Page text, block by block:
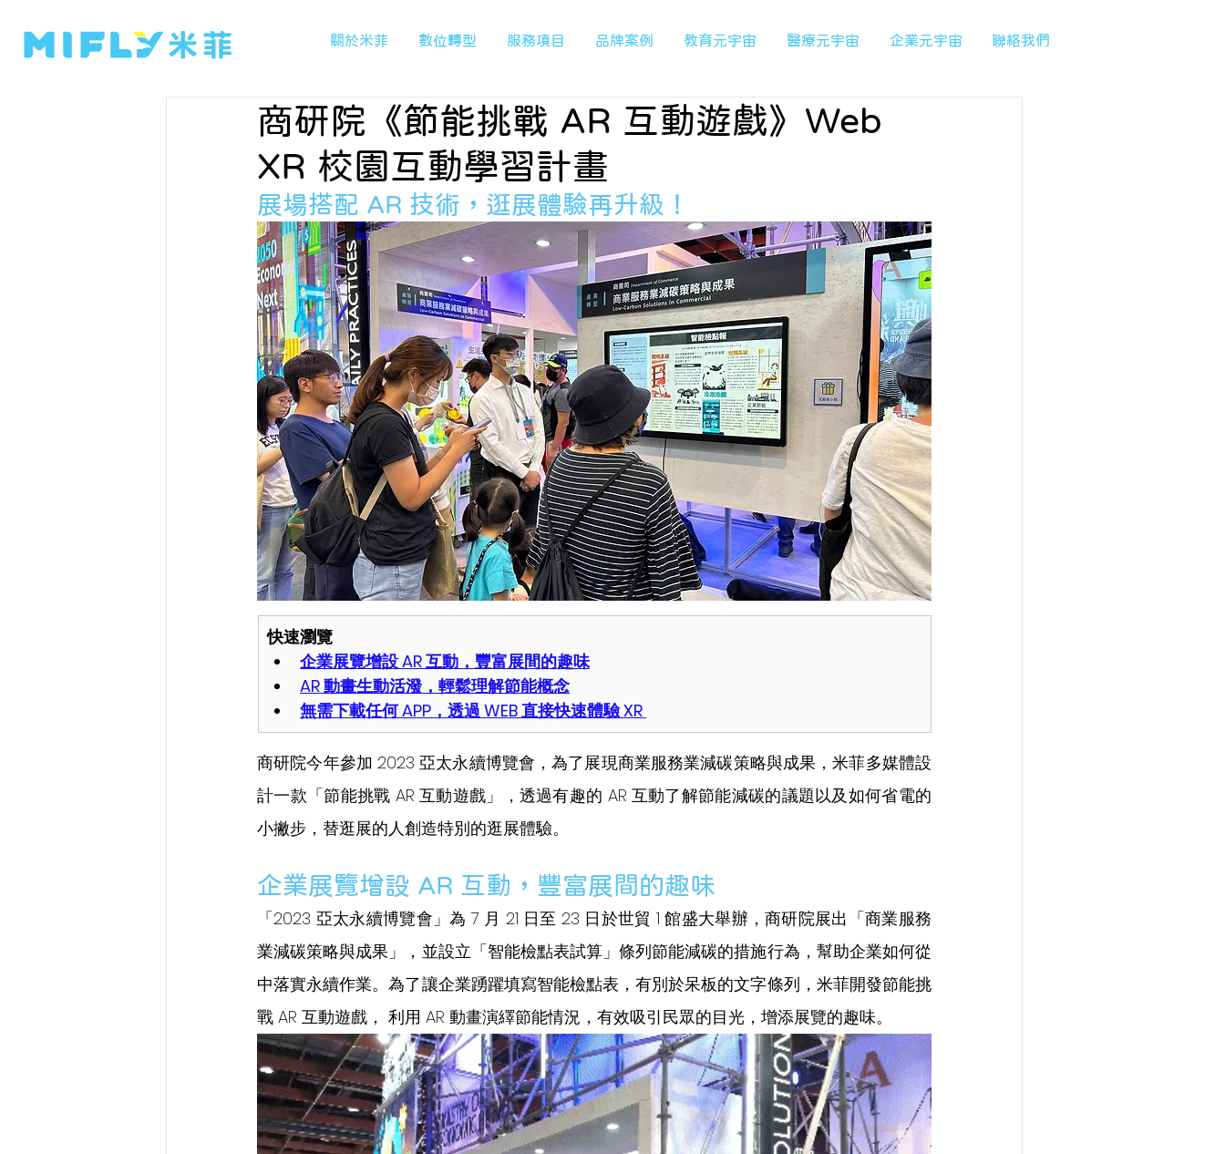
關於米菲 數位轉型 服務項目 品牌案例 教育元宇宙 醫療元宇宙 企業元宇宙 聯絡我們
商研院《節能挑戰 AR 互動遊戲》Web
XR 校園互動學習計畫
展場搭配 AR 技術，逛展體驗再升級！
​快速瀏覽
企業展覽增設 AR 互動，豐富展間的趣味
AR 動畫生動活潑，輕鬆理解節能概念
無需下載任何 APP，透過 WEB 直接快速體驗 XR
商研院今年參加 2023 亞太永續博覽會，為了展現商業服務業減碳策略與成果，米菲多媒體設
計一款「節能挑戰 AR 互動遊戲」，透過有趣的 AR 互動了解節能減碳的議題以及如何省電的
小撇步，替逛展的人創造特別的逛展體驗。
企業展覽增設 AR 互動，豐富展間的趣味
「2023 亞太永續博覽會」為 7 月 21 日至 23 日於世貿 1 館盛大舉辦，商研院展出「商業服務
業減碳策略與成果」，並設立「智能檢點表試算」條列節能減碳的措施行為，幫助企業如何從
中落實永續作業。為了讓企業踴躍填寫智能檢點表，有別於呆板的文字條列，米菲開發節能挑
戰 AR 互動遊戲， 利用 AR 動畫演繹節能情況，有效吸引民眾的目光，增添展覽的趣味。